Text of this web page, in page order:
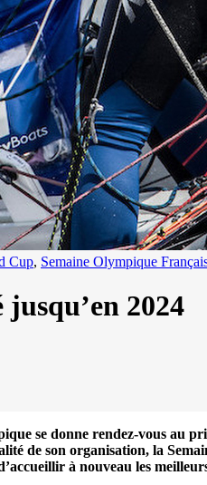
Cup, Semaine Olympique
2024
se donne rendez-vous au
de son organisation, la
à nouveau les